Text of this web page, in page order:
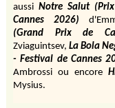
aussi Notre Salut
Cannes 2026)
(Grand Prix de
Zviaguintsev, La Bola
- Festival de Cannes
Ambrossi ou encore
Mysius.